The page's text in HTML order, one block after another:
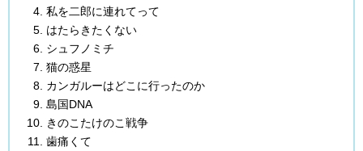
私を二郎に連れてって
はたらきたくない
シュフノミチ
猫の惑星
カンガルーはどこに行ったのか
島国DNA
きのこたけのこ戦争
歯痛くて